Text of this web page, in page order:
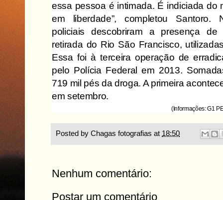
essa pessoa é intimada. É indiciada do
em liberdade”, completou Santoro.
policiais descobriram a presença
retirada do Rio São Francisco,
Essa foi à terceira operação de
pelo Polícia Federal em 2013.
719 mil pés da droga. A primeira
em setembro.
(Informações: G1
Posted by Chagas fotografias at 18:50
Nenhum comentário:
Postar um comentário